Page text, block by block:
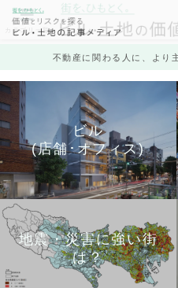
不動産に関わる人に、より
ビル
(店舗･オフィス)
地震・災害に強い街
は？
カテゴリ一覧